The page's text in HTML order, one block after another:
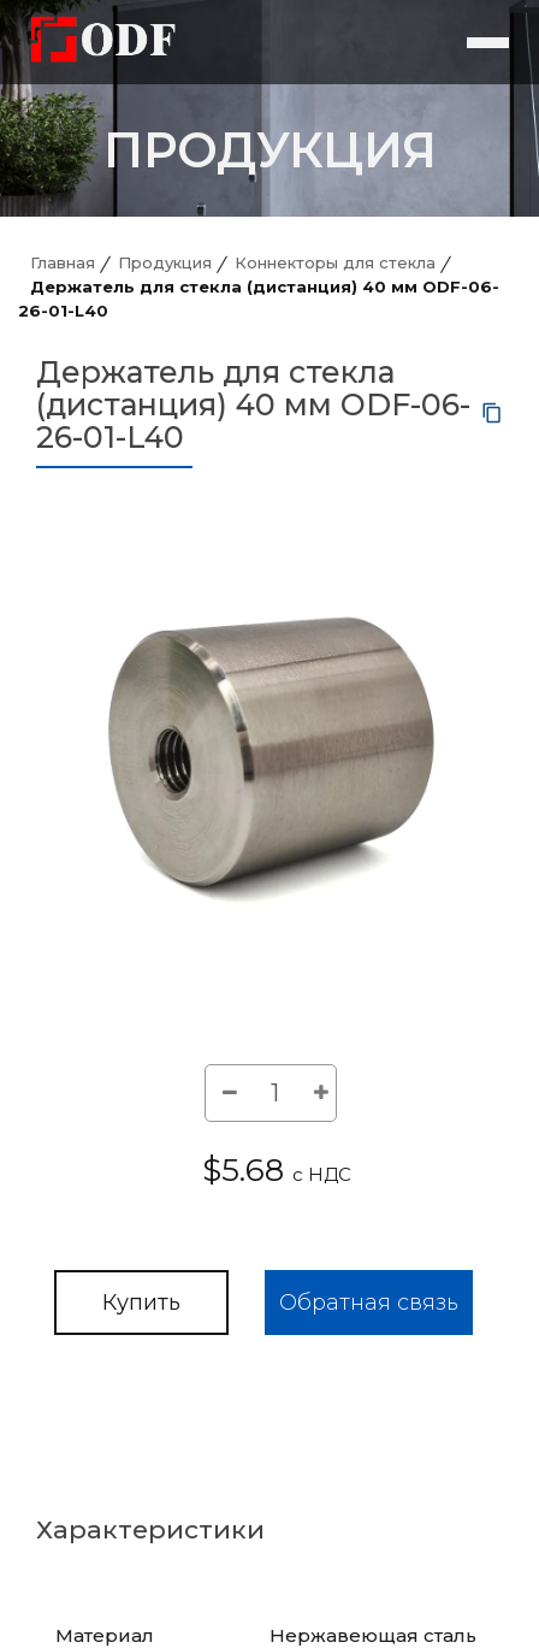
ПРОДУКЦИЯ
Главная Продукция
Коннекторы для стекла
Держатель для стекла (дистанция) 40 мм ODF-06-
26-01-L40
Держатель для стекла
(дистанция) 40 мм ODF-06-
26-01-L40
$5.68 с НДС
Купить Обратная связь
Характеристики
Материал
Нержавеющая сталь